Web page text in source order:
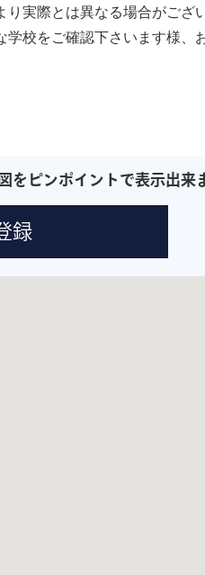
実際とは異なる場合がござ
校をご確認下さいます様、
ピンポイントで表示出来
録